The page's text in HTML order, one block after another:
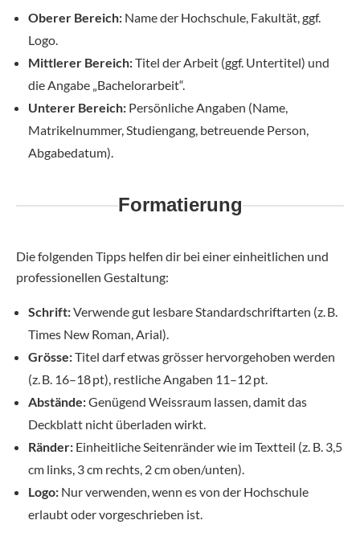
Oberer Bereich: Name der Hochschule, Fakultät, ggf.
Logo.
Mittlerer Bereich:Titel der Arbeit (ggf. Untertitel) und
die Angabe „Bachelorarbeit“.
Unterer Bereich: Persönliche Angaben (Name,
Matrikelnummer, Studiengang, betreuende Person,
Abgabedatum).
Formatierung
Die folgenden Tipps helfen dir bei einer einheitlichen und
professionellen Gestaltung:
Schrift:Verwende gut lesbare Standardschriftarten (z. B.
Times New Roman, Arial).
Grösse:Titel darf etwas grösser hervorgehoben werden
(z. B. 16–18 pt), restliche Angaben 11–12 pt.
Abstände:Genügend Weissraum lassen, damit das
Deckblatt nicht überladen wirkt.
Ränder: Einheitliche Seitenränder wie im Textteil (z. B. 3,5
cm links, 3 cm rechts, 2 cm oben/unten).
Logo: Nur verwenden, wenn es von der Hochschule
erlaubt oder vorgeschrieben ist.